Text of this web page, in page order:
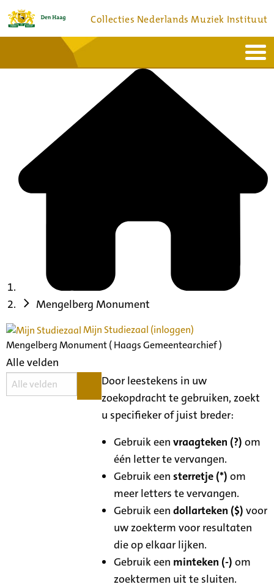
Collecties Nederlands Muziek Instituut
Bronnen en collecties
Mengelberg Monument
Mijn Studiezaal (inloggen)
Mengelberg Monument ( Haags Gemeentearchief )
Alle velden
Door leestekens in uw
zoekopdracht te gebruiken, zoekt
u specifieker of juist breder:
Gebruik eenvraagteken (?) om
één letter te vervangen.
Gebruik eensterretje (*) om
meer letters te vervangen.
Gebruik eendollarteken ($) voor
uw zoekterm voor resultaten
die op elkaar lijken.
Gebruik een minteken (-) om
zoektermen uit te sluiten.